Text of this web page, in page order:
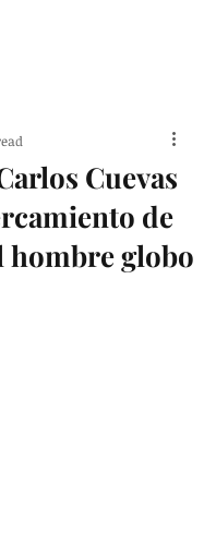
Cuevas
de
hombre globo